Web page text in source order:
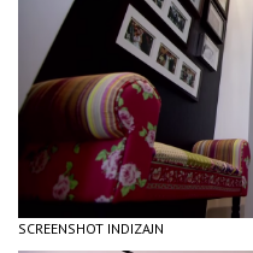
SCREENSHOT INDIZAJN